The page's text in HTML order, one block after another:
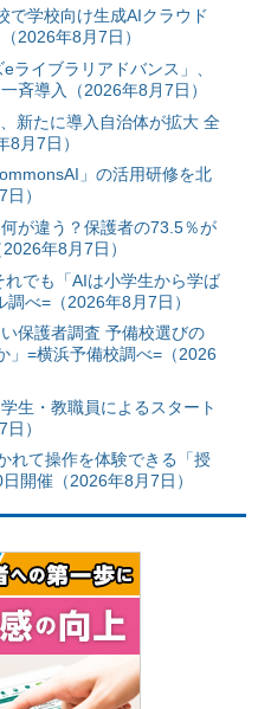
で学校向け生成AIクラウド
2026年8月7日）
ライブラリアドバンス」、
斉導入（2026年8月7日）
新たに導入自治体が拡大 全
月7日）
」の活用研修を北
）
が違う？保護者の73.5％が
年8月7日）
でも「AIは小学生から学ば
べ=（2026年8月7日）
保護者調査 予備校選びの
」=横浜予備校調べ=（2026
生・教職員によるスタート
）
れて操作を体験できる「授
開催（2026年8月7日）